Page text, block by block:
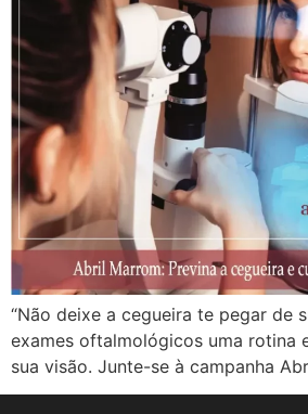
“Não deixe a cegueira te pegar de
exames oftalmológicos uma rotina
sua visão. Junte-se à campanha